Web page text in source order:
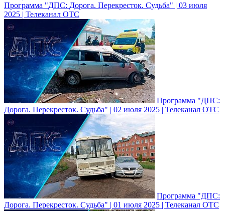
Программа "ДПС: Дорога. Перекресток. Судьба" | 03 июля
2025 | Телеканал ОТС
Программа "ДПС:
Дорога. Перекресток. Судьба" | 02 июля 2025 | Телеканал ОТС
Программа "ДПС:
Дорога. Перекресток. Судьба" | 01 июля 2025 | Телеканал ОТС